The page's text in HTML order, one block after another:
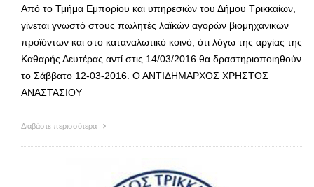
Από το Τμήμα Εμπορίου και υπηρεσιών του Δήμου Τρικκαίων,
γίνεται γνωστό στους πωλητές λαϊκών αγορών βιομηχανικών
προϊόντων και στο καταναλωτικό κοινό, ότι λόγω της αργίας της
Καθαρής Δευτέρας αντί στις 14/03/2016 θα δραστηριοποιηθούν
το Σάββατο 12-03-2016. Ο ΑΝΤΙΔΗΜΑΡΧΟΣ ΧΡΗΣΤΟΣ
ΑΝΑΣΤΑΣΙΟΥ
Διαβάστε περισσότερα